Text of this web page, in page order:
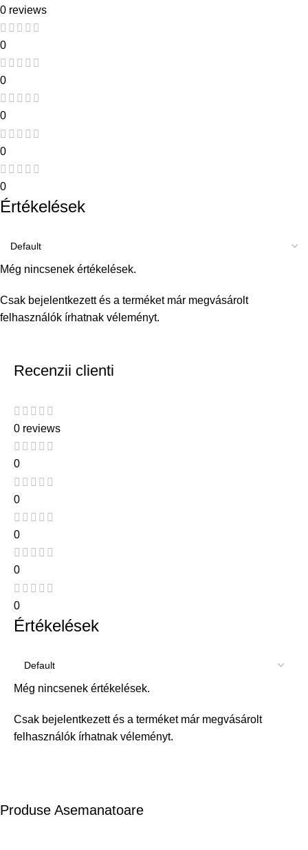
0 reviews
0
0
0
0
0
Értékelések
Még nincsenek értékelések.
Csak bejelentkezett és a terméket már megvásárolt
felhasználók írhatnak véleményt.
Recenzii clienti
0 reviews
0
0
0
0
0
Értékelések
Még nincsenek értékelések.
Csak bejelentkezett és a terméket már megvásárolt
felhasználók írhatnak véleményt.
Produse Asemanatoare